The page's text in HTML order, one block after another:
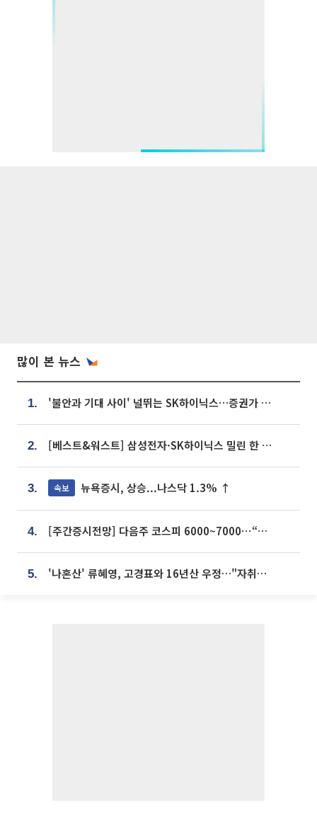
많이 본 뉴스
1. '불안과 기대 사이' 널뛰는 SK하이닉스…증권가 "HBM4·LTA 기반 펀터멘털 견고"
2. [베스트&워스트] 삼성전자·SK하이닉스 밀린 한 주…상상인증권은 85% 급등
3. 속보 뉴욕증시, 상승...나스닥 1.3% ↑
4. [주간증시전망] 다음주 코스피 6000~7000⋯“外人 수급은 정책이 변수”
5. '나혼산' 류혜영, 고경표와 16년산 우정…"자취방서 부모님과 마주쳐"